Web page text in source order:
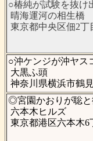
○椿純が試験を抜け
晴海運河の相生橋
東京都中央区佃2丁
○沖ケンジが沖ヤス
大黒ふ頭
神奈川県横浜市鶴
◎宮園かおりが聡と
六本木ヒルズ
東京都港区六本木6